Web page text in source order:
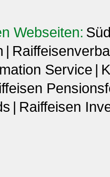
Webseiten:
Service
Raiffeisen